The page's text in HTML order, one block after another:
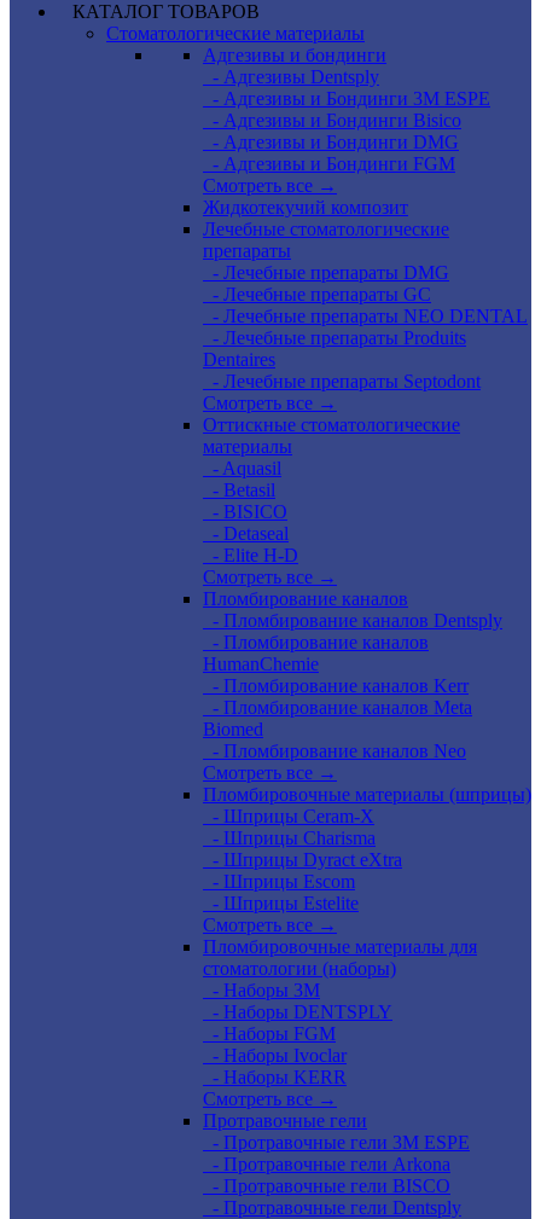
КАТАЛОГ ТОВАРОВ
Стоматологические материалы
Адгезивы и бондинги
- Адгезивы Dentsply
- Адгезивы и Бондинги 3M ESPE
- Адгезивы и Бондинги Bisico
- Адгезивы и Бондинги DMG
- Адгезивы и Бондинги FGM
Смотреть все →
Жидкотекучий композит
Лечебные стоматологические
препараты
- Лечебные препараты DMG
- Лечебные препараты GC
- Лечебные препараты NEO DENTAL
- Лечебные препараты Produits
Dentaires
- Лечебные препараты Septodont
Смотреть все →
Оттискные стоматологические
материалы
- Aquasil
- Betasil
- BISICO
- Detaseal
- Elite H-D
Смотреть все →
Пломбирование каналов
- Пломбирование каналов Dentsply
- Пломбирование каналов
HumanChemie
- Пломбирование каналов Kerr
- Пломбирование каналов Meta
Biomed
- Пломбирование каналов Neo
Смотреть все →
Пломбировочные материалы (шприцы)
- Шприцы Ceram-X
- Шприцы Charisma
- Шприцы Dyract eXtra
- Шприцы Escom
- Шприцы Estelite
Смотреть все →
Пломбировочные материалы для
стоматологии (наборы)
- Наборы 3М
- Наборы DENTSPLY
- Наборы FGM
- Наборы Ivoclar
- Наборы KERR
Смотреть все →
Протравочные гели
- Протравочные гели 3М ESPE
- Протравочные гели Arkona
- Протравочные гели BISCO
- Протравочные гели Dentsply